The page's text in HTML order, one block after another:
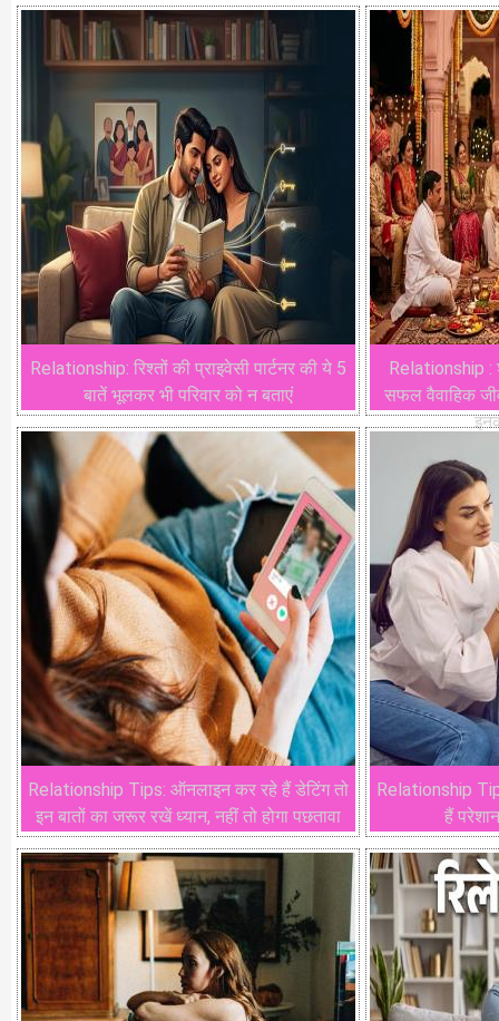
Relationship: रिश्तों की प्राइवेसी पार्टनर की ये 5
बातें भूलकर भी परिवार को न बताएं
Relationship :
सफल वैवाहिक
Relationship Tips: ऑनलाइन कर रहे हैं डेटिंग तो
इन बातों का जरूर रखें ध्यान, नहीं तो होगा पछतावा
Relationship
हैं